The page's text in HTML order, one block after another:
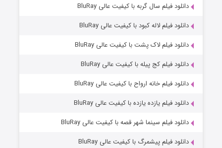
قسمت۷ (زیرنویس) منتشر شد دانلود فیلم سال گربه با کیفیت عالی BluRay
دانلود فیلم لاله کبود با کیفیت عالی BluRay
دانلود فیلم لاک پشت با کیفیت عالی BluRay
دانلود فیلم کج‌ پیله با کیفیت عالی BluRay
دانلود فیلم خانه ارواح با کیفیت عالی BluRay
دانلود فیلم یازده یازده با کیفیت عالی BluRay
دانلود فیلم سینما شهر قصه با کیفیت عالی BluRay
دانلود فیلم پیشمرگ با کیفیت عالی BluRay